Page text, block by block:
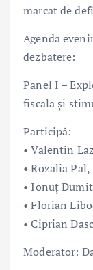
marcat de
Agenda
dezbatere:
Panel I –
fiscală și
Participă:
• Valentin
• Rozalia
• Ionuț
• Florian
• Ciprian
Moderator: